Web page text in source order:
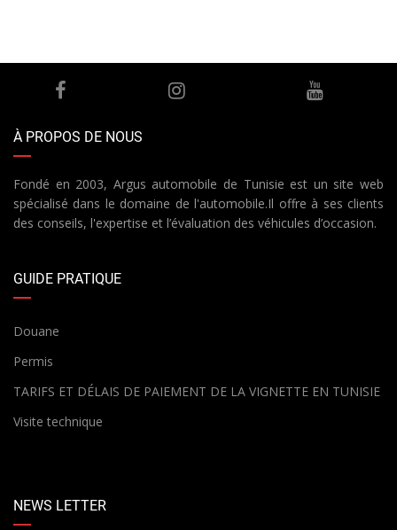
À PROPOS DE NOUS
Fondé en 2003, Argus automobile de Tunisie est un site web
spécialisé dans le domaine de l'automobile.Il offre à ses clients
des conseils, l'expertise et l’évaluation des véhicules d’occasion.
GUIDE PRATIQUE
Douane
Permis
TARIFS ET DÉLAIS DE PAIEMENT DE LA VIGNETTE EN TUNISIE
Visite technique
NEWS LETTER